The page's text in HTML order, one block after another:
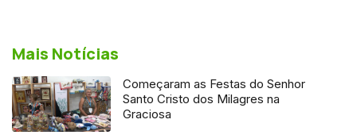
Mais Notícias
Começaram as Festas do Senhor
Santo Cristo dos Milagres na
Graciosa